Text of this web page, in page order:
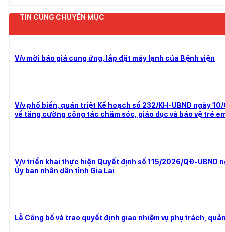
TIN CÙNG CHUYÊN MỤC
V/v mời báo giá cung ứng, lắp đặt máy lạnh của Bệnh viện
V/v phổ biến, quán triệt Kế hoạch số 232/KH-UBND ngày
về tăng cường công tác chăm sóc, giáo dục và bảo vệ trẻ
V/v triển khai thực hiện Quyết định số 115/2026/QĐ-UBND
Ủy ban nhân dân tỉnh Gia Lai
Lễ Công bố và trao quyết định giao nhiệm vụ phụ trách,